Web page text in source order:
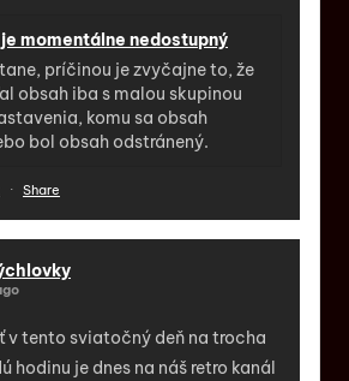
momentálne nedostupný
príčinou je zvyčajne to, že
obsah iba s malou skupinou
komu sa obsah
bol obsah odstránený.
· Share
v tento sviatočný deň na trocha
hodinu je dnes na náš retro kanál